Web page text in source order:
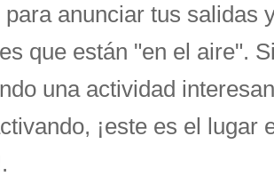
anunciar tus salidas
que están "en el aire".
una actividad
¡este es el lugar